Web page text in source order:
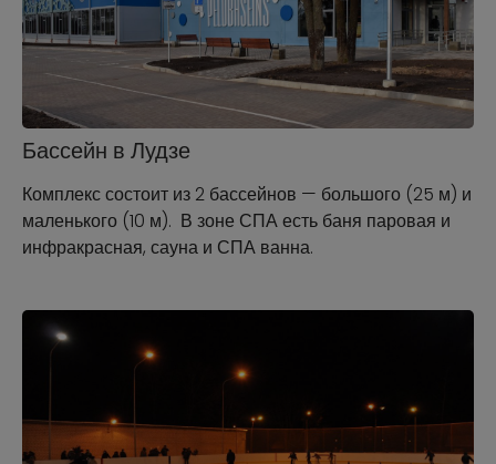
Бассейн в Лудзе
Комплекс состоит из 2 бассейнов — большого (25 м) и
маленького (10 м). В зоне СПА есть баня паровая и
инфракрасная, сауна и СПА ванна.